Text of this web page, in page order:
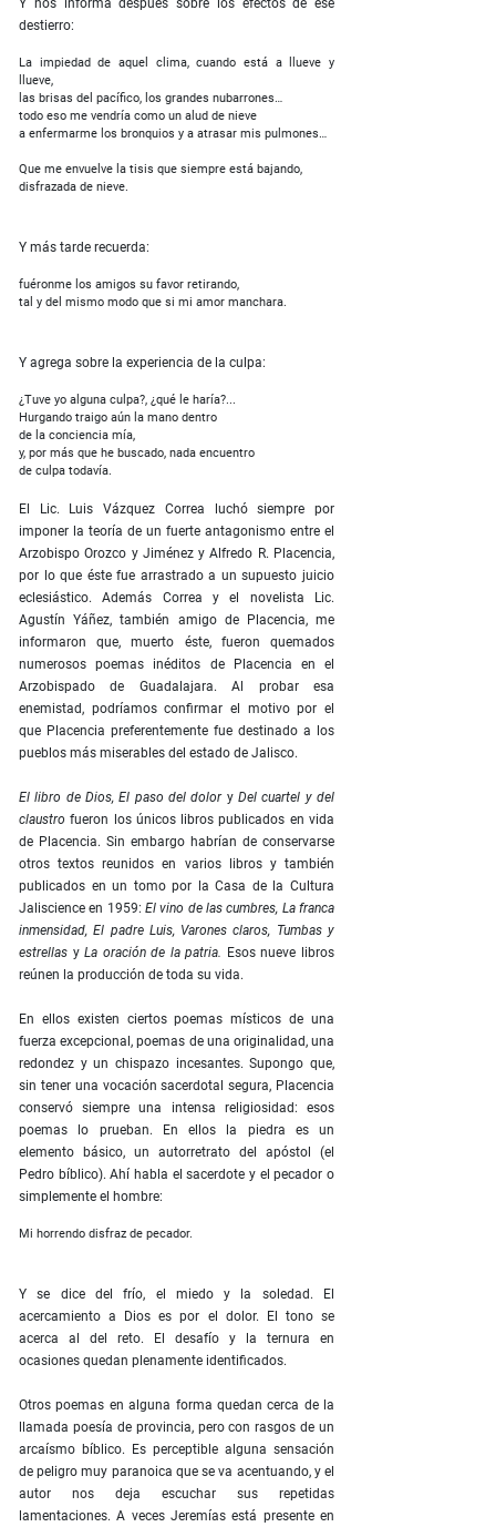
Y nos informa después sobre los efectos de ese
destierro:
La impiedad de aquel clima, cuando está a llueve y
llueve,
las brisas del pacífico, los grandes nubarrones…
todo eso me vendría como un alud de nieve
a enfermarme los bronquios y a atrasar mis pulmones…
Que me envuelve la tisis que siempre está bajando,
disfrazada de nieve.
Y más tarde recuerda:
fuéronme los amigos su favor retirando,
tal y del mismo modo que si mi amor manchara.
Y agrega sobre la experiencia de la culpa:
¿Tuve yo alguna culpa?, ¿qué le haría?...
Hurgando traigo aún la mano dentro
de la conciencia mía,
y, por más que he buscado, nada encuentro
de culpa todavía.
El Lic. Luis Vázquez Correa luchó siempre por
imponer la teoría de un fuerte antagonismo entre el
Arzobispo Orozco y Jiménez y Alfredo R. Placencia,
por lo que éste fue arrastrado a un supuesto juicio
eclesiástico. Además Correa y el novelista Lic.
Agustín Yáñez, también amigo de Placencia, me
informaron que, muerto éste, fueron quemados
numerosos poemas inéditos de Placencia en el
Arzobispado de Guadalajara. Al probar esa
enemistad, podríamos confirmar el motivo por el
que Placencia preferentemente fue destinado a los
pueblos más miserables del estado de Jalisco.
El libro de Dios, El paso del dolor yDel cuartel y del
claustrofueron los únicos libros publicados en vida
de Placencia. Sin embargo habrían de conservarse
otros textos reunidos en varios libros y también
publicados en un tomo por la Casa de la Cultura
Jaliscience en 1959: El vino de las cumbres, La franca
inmensidad, El padre Luis, Varones claros, Tumbas y
estrellas yLa oración de la patria. Esos nueve libros
reúnen la producción de toda su vida.
En ellos existen ciertos poemas místicos de una
fuerza excepcional, poemas de una originalidad, una
redondez y un chispazo incesantes. Supongo que,
sin tener una vocación sacerdotal segura, Placencia
conservó siempre una intensa religiosidad: esos
poemas lo prueban. En ellos la piedra es un
elemento básico, un autorretrato del apóstol (el
Pedro bíblico). Ahí habla el sacerdote y el pecador o
simplemente el hombre:
Mi horrendo disfraz de pecador.
Y se dice del frío, el miedo y la soledad. El
acercamiento a Dios es por el dolor. El tono se
acerca al del reto. El desafío y la ternura en
ocasiones quedan plenamente identificados.
Otros poemas en alguna forma quedan cerca de la
llamada poesía de provincia, pero con rasgos de un
arcaísmo bíblico. Es perceptible alguna sensación
de peligro muy paranoica que se va acentuando, y el
autor nos deja escuchar sus repetidas
lamentaciones. A veces Jeremías está presente en